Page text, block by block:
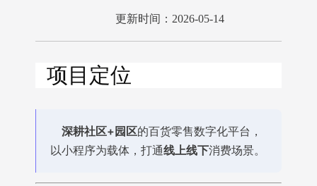
更新时间：2026-05-14
项目定位
深耕社区+园区的百货零售数字化平台，
以小程序为载体，打通线上线下消费场景。